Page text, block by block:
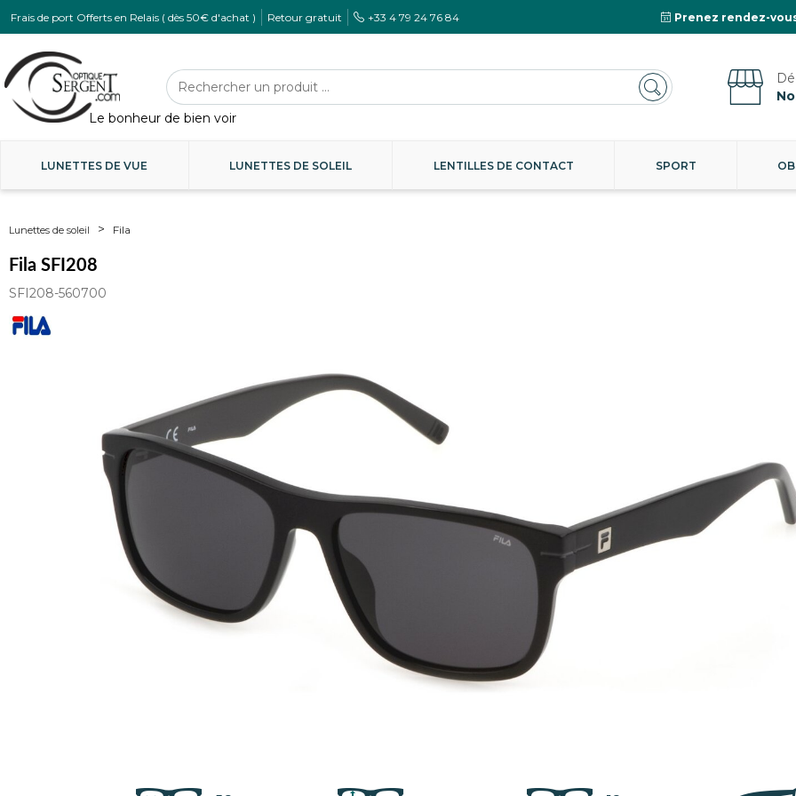
Frais de port Offerts en Relais ( dès 50€ d'achat ) Retour gratuit +33 4 79 24 76 84 Prenez rendez-
LUNETTES DE VUE LUNETTES DE SOLEIL LENTILLES DE CONTACT SPORT
Lunettes de soleil Fila
Fila SFI208
SFI208-560700